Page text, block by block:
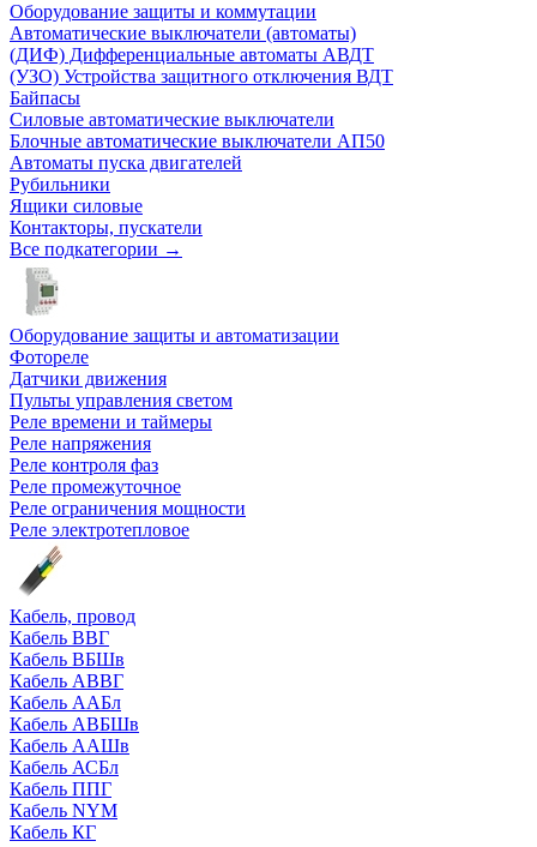
Оборудование защиты и коммутации
Автоматические выключатели (автоматы)
(ДИФ) Дифференциальные автоматы АВДТ
(УЗО) Устройства защитного отключения ВДТ
Байпасы
Силовые автоматические выключатели
Блочные автоматические выключатели АП50
Автоматы пуска двигателей
Рубильники
Ящики силовые
Контакторы, пускатели
Все подкатегории →
Оборудование защиты и автоматизации
Фотореле
Датчики движения
Пульты управления светом
Реле времени и таймеры
Реле напряжения
Реле контроля фаз
Реле промежуточное
Реле ограничения мощности
Реле электротепловое
Кабель, провод
Кабель ВВГ
Кабель ВБШв
Кабель АВВГ
Кабель ААБл
Кабель АВБШв
Кабель ААШв
Кабель АСБл
Кабель ППГ
Кабель NYM
Кабель КГ